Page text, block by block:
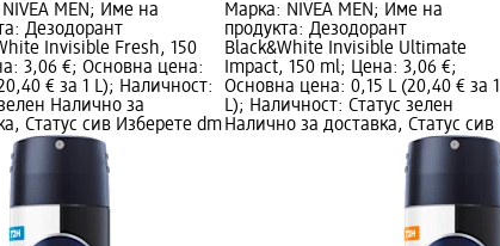
MEN; Име на
Дезодорант
Invisible Fresh, 150
3,06 €; Основна цена:
€ за 1 L); Наличност:
Налично за
Статус сив Изберете dm
Марка: NIVEA MEN; Име на
продукта: Дезодорант
Black&White Invisible Ultimate
Impact, 150 ml; Цена: 3,06 €;
Основна цена: 0,15 L (20,40 € за 1
L); Наличност: Статус зелен
Налично за доставка, Статус сив